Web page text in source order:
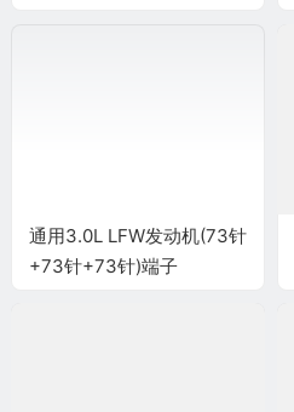
通用3.0L LFW发动机(73针
+73针+73针)端子